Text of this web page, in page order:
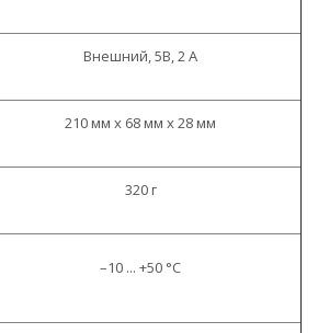
Внешний, 5В, 2 А
210 мм x 68 мм x 28 мм
320 г
–10 ... +50 °C